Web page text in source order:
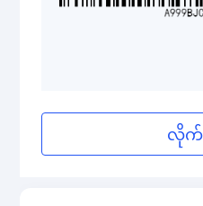
လိုက်